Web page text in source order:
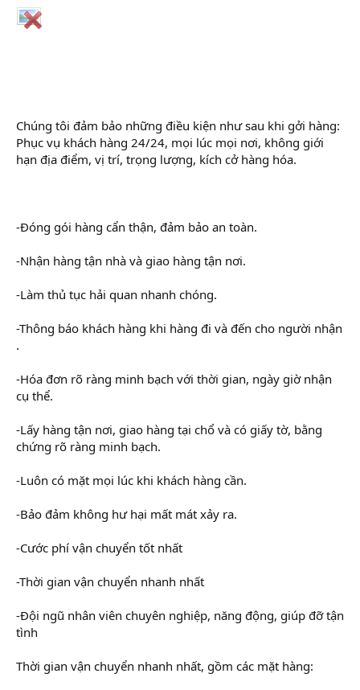
Chúng tôi đảm bảo những điều kiện như sau khi gởi hàng:
Phục vụ khách hàng 24/24, mọi lúc mọi nơi, không giới
hạn địa điểm, vị trí, trọng lượng, kích cở hàng hóa.
-Đóng gói hàng cẩn thận, đảm bảo an toàn.
-Nhận hàng tận nhà và giao hàng tận nơi.
-Làm thủ tục hải quan nhanh chóng.
-Thông báo khách hàng khi hàng đi và đến cho người nhận
.
-Hóa đơn rõ ràng minh bạch với thời gian, ngày giờ nhận
cụ thể.
-Lấy hàng tận nơi, giao hàng tại chổ và có giấy tờ, bằng
chứng rõ ràng minh bạch.
-Luôn có mặt mọi lúc khi khách hàng cần.
-Bảo đảm không hư hại mất mát xảy ra.
-Cước phí vận chuyển tốt nhất
-Thời gian vận chuyển nhanh nhất
-Đội ngũ nhân viên chuyên nghiệp, năng động, giúp đỡ tận
tình
Thời gian vận chuyển nhanh nhất, gồm các mặt hàng: